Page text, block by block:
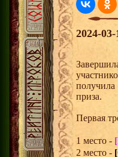
2024-
приза.
Первая
1 место -
2 место -